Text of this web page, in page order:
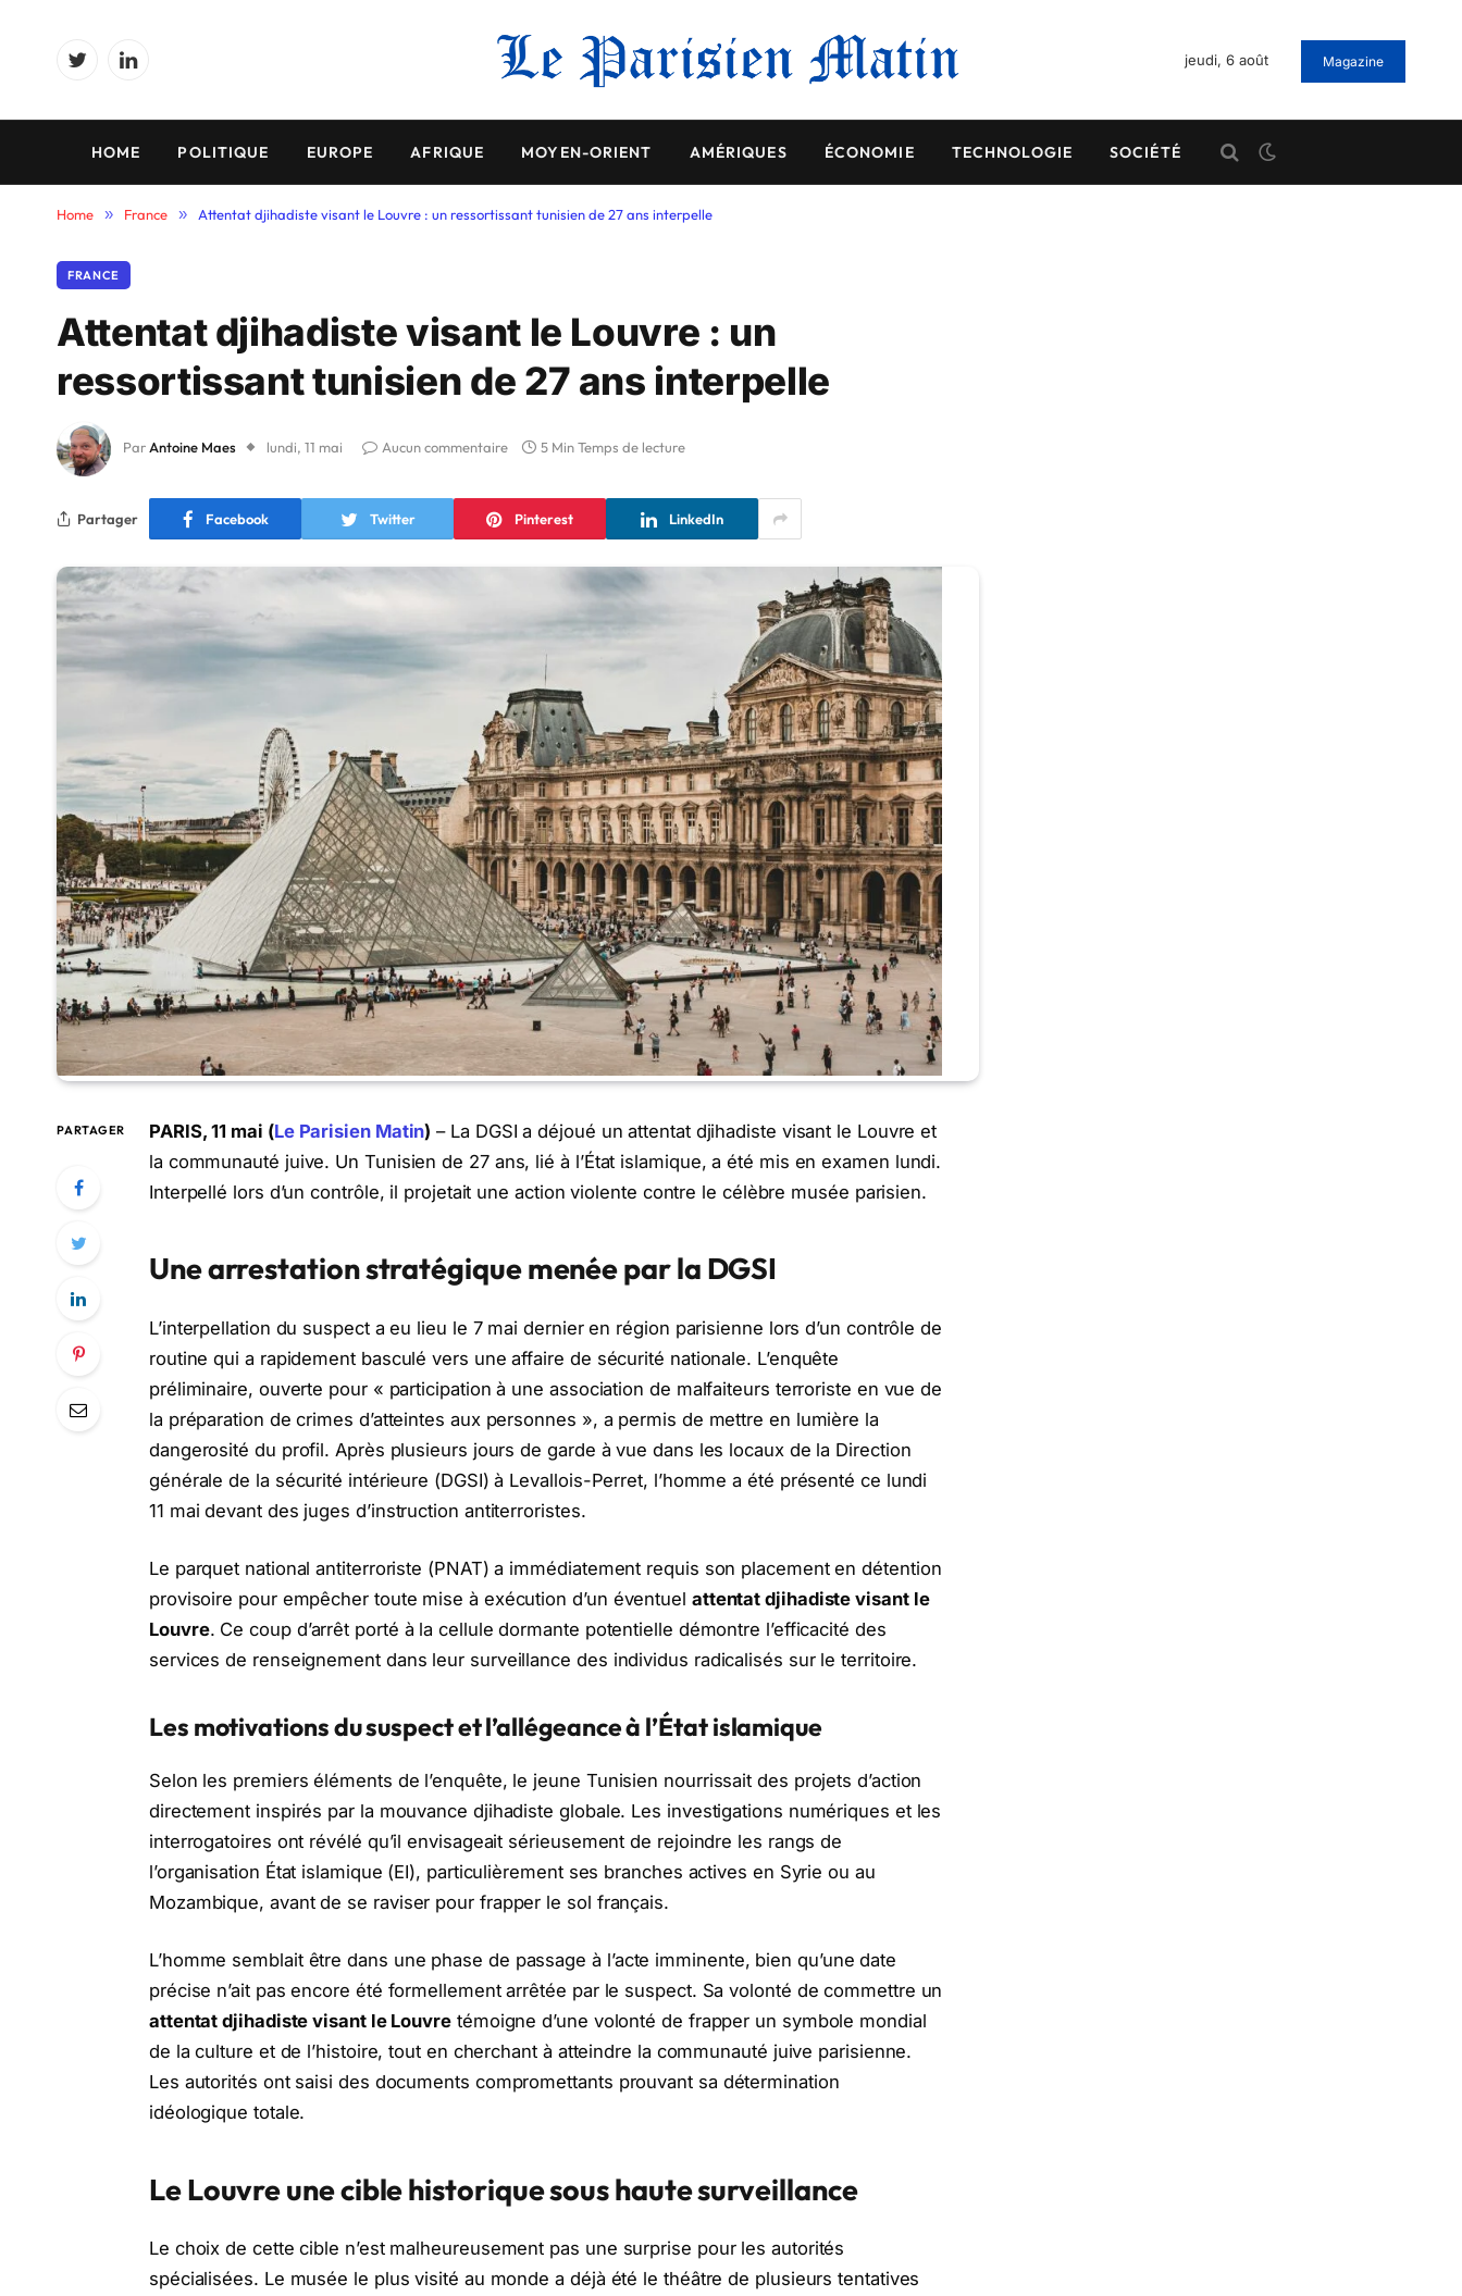
TwitterLinkedIn
jeudi, 6 août Magazine
HOME POLITIQUE EUROPE AFRIQUE MOYEN-ORIENT AMÉRIQUES ÉCONOMIE TECHNOLOGIE SOCIÉTÉ
Home » France » Attentat djihadiste visant le Louvre : un ressortissant tunisien de 27 ans interpelle
FRANCE
Attentat djihadiste visant le Louvre : un
ressortissant tunisien de 27 ans interpelle
Par Antoine Maes lundi, 11 mai Aucun commentaire 5 Min Temps de lecture
Partager Facebook Twitter Pinterest LinkedIn
PARTAGER PARIS, 11 mai (Le Parisien Matin) – La DGSI a déjoué un attentat djihadiste visant le Louvre et
la communauté juive. Un Tunisien de 27 ans, lié à l’État islamique, a été mis en examen lundi.
Interpellé lors d’un contrôle, il projetait une action violente contre le célèbre musée parisien.
Une arrestation stratégique menée par la DGSI
L’interpellation du suspect a eu lieu le 7 mai dernier en région parisienne lors d’un contrôle de
routine qui a rapidement basculé vers une affaire de sécurité nationale. L’enquête
préliminaire, ouverte pour « participation à une association de malfaiteurs terroriste en vue de
la préparation de crimes d’atteintes aux personnes », a permis de mettre en lumière la
dangerosité du profil. Après plusieurs jours de garde à vue dans les locaux de la Direction
générale de la sécurité intérieure (DGSI) à Levallois-Perret, l’homme a été présenté ce lundi
11 mai devant des juges d’instruction antiterroristes.
Le parquet national antiterroriste (PNAT) a immédiatement requis son placement en détention
provisoire pour empêcher toute mise à exécution d’un éventuel attentat djihadiste visant le
Louvre. Ce coup d’arrêt porté à la cellule dormante potentielle démontre l’efficacité des
services de renseignement dans leur surveillance des individus radicalisés sur le territoire.
Les motivations du suspect et l’allégeance à l’État islamique
Selon les premiers éléments de l’enquête, le jeune Tunisien nourrissait des projets d’action
directement inspirés par la mouvance djihadiste globale. Les investigations numériques et les
interrogatoires ont révélé qu’il envisageait sérieusement de rejoindre les rangs de
l’organisation État islamique (EI), particulièrement ses branches actives en Syrie ou au
Mozambique, avant de se raviser pour frapper le sol français.
L’homme semblait être dans une phase de passage à l’acte imminente, bien qu’une date
précise n’ait pas encore été formellement arrêtée par le suspect. Sa volonté de commettre un
attentat djihadiste visant le Louvre témoigne d’une volonté de frapper un symbole mondial
de la culture et de l’histoire, tout en cherchant à atteindre la communauté juive parisienne.
Les autorités ont saisi des documents compromettants prouvant sa détermination
idéologique totale.
Le Louvre une cible historique sous haute surveillance
Le choix de cette cible n’est malheureusement pas une surprise pour les autorités
spécialisées. Le musée le plus visité au monde a déjà été le théâtre de plusieurs tentatives